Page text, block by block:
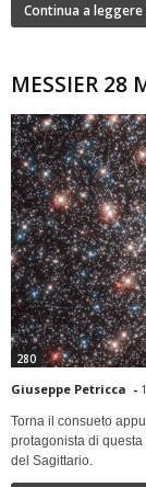
Continua a leggere
MESSIER
280
Giuseppe Petricca -
Torna il consueto
protagonista di
del Sagittario.